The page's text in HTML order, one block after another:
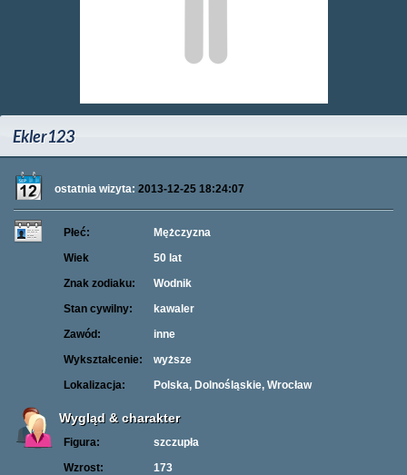
Ekler123
ostatnia wizyta: 2013-12-25 18:24:07
Płeć:
Mężczyzna
Wiek
50 lat
Znak zodiaku:
Wodnik
Stan cywilny:
kawaler
Zawód:
inne
Wykształcenie:
wyższe
Lokalizacja:
Polska, Dolnośląskie, Wrocław
Wygląd & charakter
Figura:
szczupła
Wzrost:
173